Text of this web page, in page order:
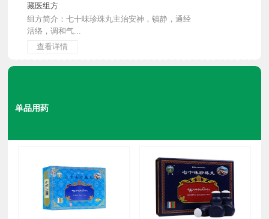
藏医组方
组方简介：七十味珍珠丸主治安神，镇静，通经
活络，调和气...
查看详情
单品用药